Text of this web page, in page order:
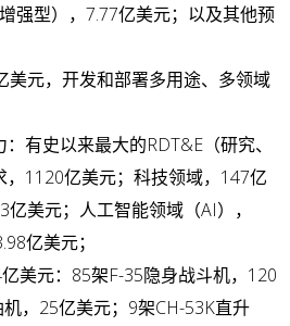
强型），7.77亿美元；以及其他预
美元，开发和部署多用途、多领域
：有史以来最大的RDT&E（研究、
1120亿美元；科技领域，147亿
美元；人工智能领域（AI），
亿美元；
美元：85架F-35隐身战斗机，120
，25亿美元；9架CH-53K直升